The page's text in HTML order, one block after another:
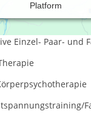
Platform
und
Einzel- Paar- und